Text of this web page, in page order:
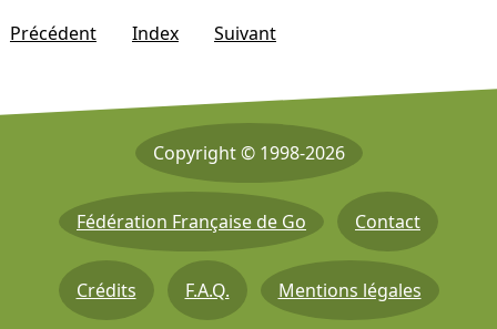
Précédent
Index Suivant
Copyright © 1998-2026
Fédération Française de Go Contact
Crédits F.A.Q. Mentions légales